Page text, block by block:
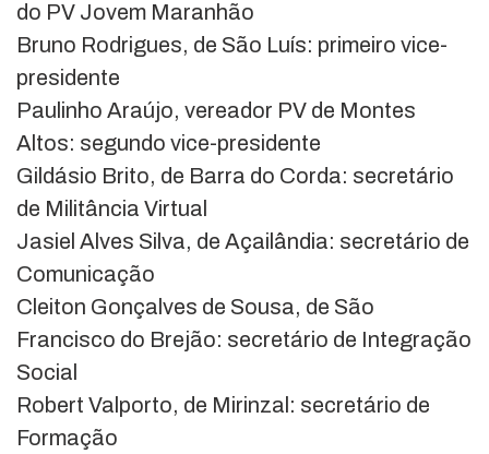
do PV Jovem Maranhão
Bruno Rodrigues, de São Luís: primeiro vice-
presidente
Paulinho Araújo, vereador PV de Montes
Altos: segundo vice-presidente
Gildásio Brito, de Barra do Corda: secretário
de Militância Virtual
Jasiel Alves Silva, de Açailândia: secretário de
Comunicação
Cleiton Gonçalves de Sousa, de São
Francisco do Brejão: secretário de Integração
Social
Robert Valporto, de Mirinzal: secretário de
Formação